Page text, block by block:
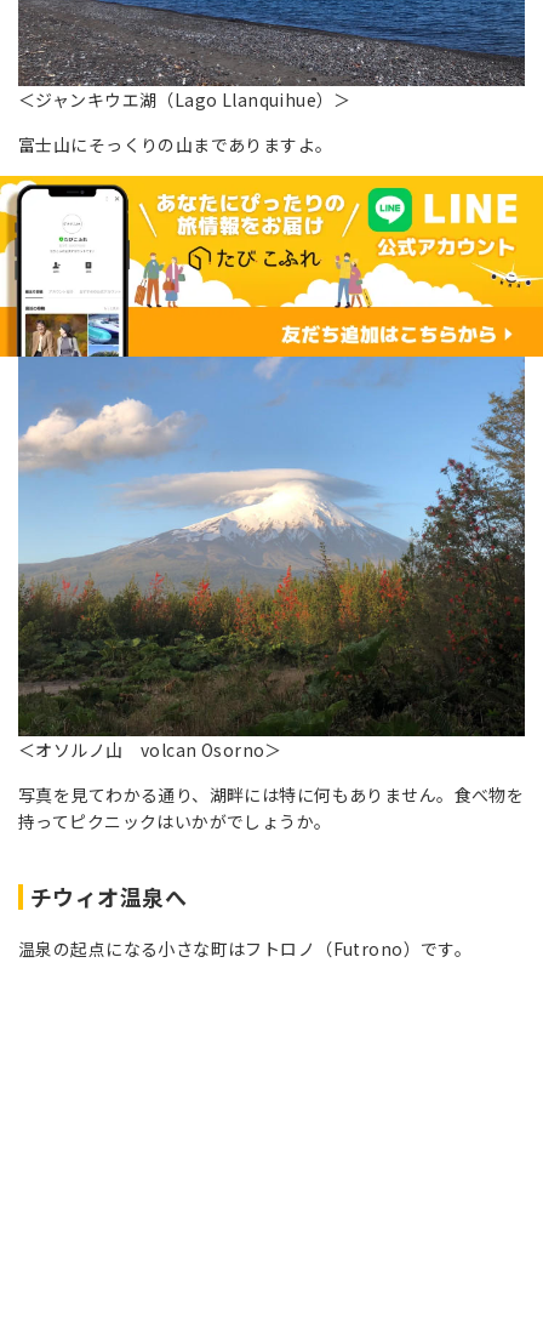
＜ジャンキウエ湖（Lago Llanquihue）＞
富士山にそっくりの山までありますよ。
＜オソルノ山 volcan Osorno＞
写真を見てわかる通り、湖畔には特に何もありません。食べ物を
持ってピクニックはいかがでしょうか。
チウィオ温泉へ
温泉の起点になる小さな町はフトロノ（Futrono）です。